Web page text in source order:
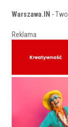
Warszawa.IN -
Reklama